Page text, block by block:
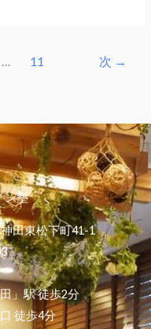
… 11 次 →
ン塾
田東松下町41-1
」駅 徒歩2分
徒歩4分